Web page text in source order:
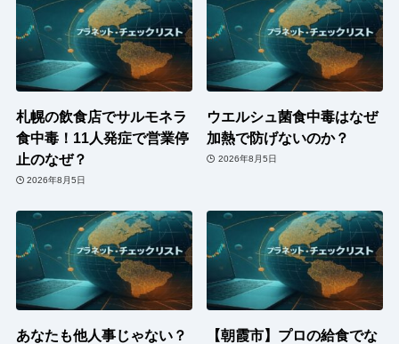
札幌の飲食店でサルモネラ
食中毒！11人発症で営業停
止のなぜ？
2026年8月5日
ウエルシュ菌食中毒はなぜ
加熱で防げないのか？
2026年8月5日
あなたも他人事じゃない？
【朝霞市】プロの給食でな